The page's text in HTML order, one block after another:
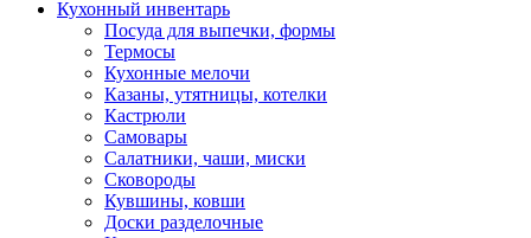
Кухонный инвентарь
Посуда для выпечки, формы
Термосы
Кухонные мелочи
Казаны, утятницы, котелки
Кастрюли
Самовары
Салатники, чаши, миски
Сковороды
Кувшины, ковши
Доски разделочные